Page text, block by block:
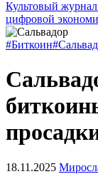
Культовый
цифровой
#Биткоин
18.11.2025